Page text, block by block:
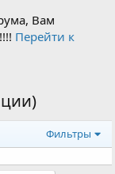
Вам
Перейти к
Фильтры